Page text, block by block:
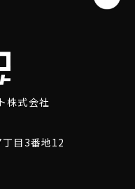
株式会社
目3番地12